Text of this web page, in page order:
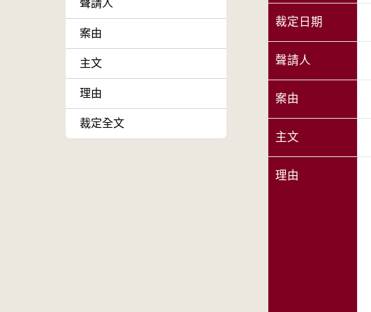
聲請人
案由
主文
理由
裁定全文
裁定日期
聲請人
案由
主文
理由